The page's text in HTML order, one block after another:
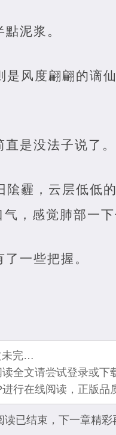
泥浆。
风度翩翩的谪
是没法子说了。
霾，云层低低
，感觉肺部一下
一些把握。
未完…
全文请尝试登录或下
行在线阅读，正版品
读已结束，下一章精